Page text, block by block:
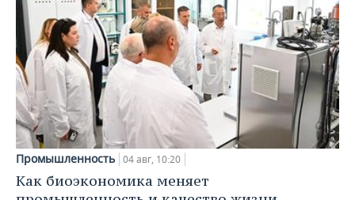
Промышленность 04 авг, 10:20
Как биоэкономика меняет